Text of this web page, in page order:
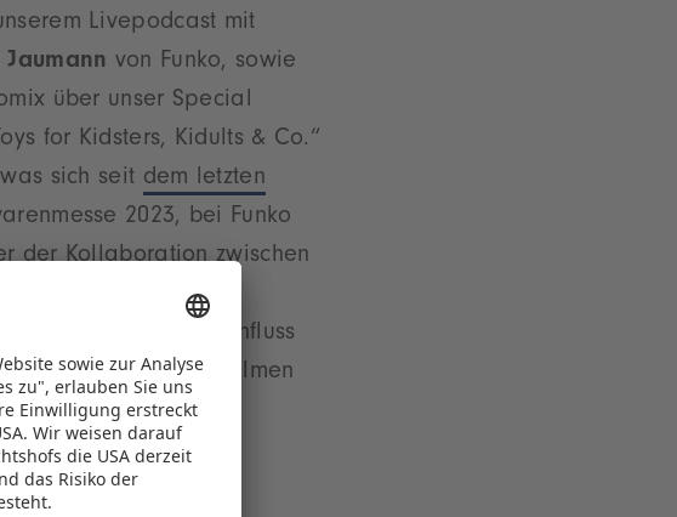
Livepodcast mit
Jaumann von Funko, sowie
über unser Special
for Kidsters, Kidults & Co.“
sich seit dem letzten
2023, bei Funko
der Kollaboration zwischen
steckt.
Gäste über den Einfluss
von aktuellen Filmen